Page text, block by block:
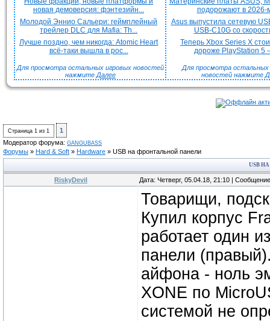
новая демоверсия: фэнтезийн...
Молодой Эннио Сальери: геймплейный
трейлер DLC для Mafia: Th...
Лучше поздно, чем никогда: Atomic Heart
всё-таки вышла в рос...
Для просмотра остальных игровых новостей
нажмите Далее
подорожают в
Asus выпустила сетевую
USB-C10G со
Теперь Xbox Series X
дороже PlayStation 5
Для просмотра остальных
новостей нажмите
Страница 1 из 1
1
Модератор форума: GANGUBASS
Форумы » Hard & Soft » Hardware » USB на фронтальной панели
USB
RiskyDevil Дата: Четверг, 05.04.18, 21:10 |
Товарищи,
Купил корпус
работает один
панели
айфона - ноль
XONE по
системой не